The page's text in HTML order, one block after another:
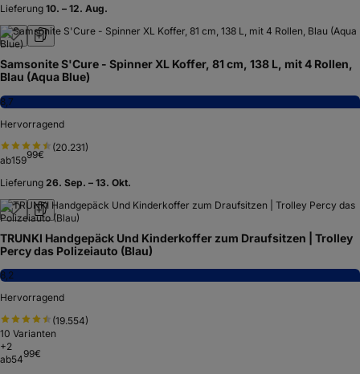
Lieferung 10. – 12. Aug.
Samsonite S'Cure - Spinner XL Koffer, 81 cm, 138 L, mit 4 Rollen,
Blau (Aqua Blue)
8,7
Hervorragend
(20.231)
ab15999€
Lieferung 26. Sep. – 13. Okt.
TRUNKI Handgepäck Und Kinderkoffer zum Draufsitzen | Trolley
Percy das Polizeiauto (Blau)
8,2
Hervorragend
(19.554)
10 Varianten
+2
ab5499€